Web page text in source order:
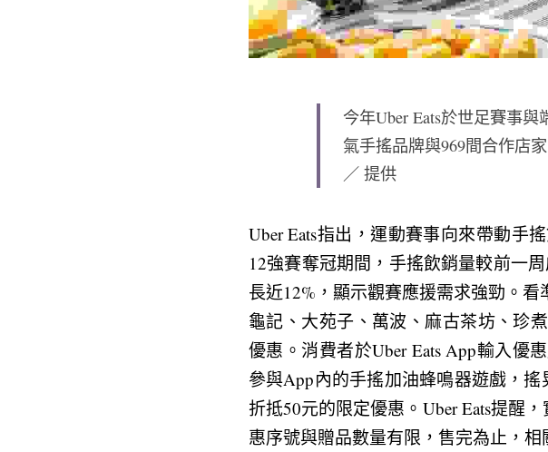
今年Uber Eats於世足賽事
氣手搖品牌與969間合作店
／ 提供
Uber Eats指出，運動賽事向來帶動手
12強賽奪冠期間，手搖飲銷量較前一
長近12%，顯示觀賽應援需求強勁。
龜記、大苑子、萬波、麻古茶坊、珍
優惠。消費者於Uber Eats App輸入優
參與App內的手搖加油蜂鳴器遊戲，
折抵50元的限定優惠。Uber Eats提醒
惠序號與贈品數量有限，售完為止，